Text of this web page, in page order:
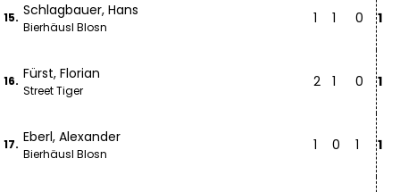
15. Schlagbauer, Hans
Bierhäusl Blosn
1 1 0 1
16. Fürst, Florian
Street Tiger
2 1 0 1
17. Eberl, Alexander
Bierhäusl Blosn
1 0 1 1